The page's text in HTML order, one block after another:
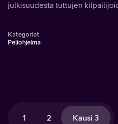
julkisuudesta tuttujen
Kategoriat
Peliohjelma
1 2 Kausi 3